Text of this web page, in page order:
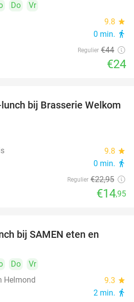
Do
Vr
9.8 star
0 min. directions_walk
Regulier €44
€24
35%
bij Brasserie Welkom
9.8 star
0 min. directions_walk
Regulier €22,95
€14,95
bij SAMEN eten en
Do
Vr
Helmond
9.3 star
2 min. directions_walk